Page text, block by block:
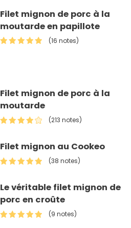
Filet mignon de porc à la
moutarde en papillote
(16 notes)
Filet mignon de porc à la
moutarde
(213 notes)
Filet mignon au Cookeo
(38 notes)
Le véritable filet mignon de
porc en croûte
(9 notes)